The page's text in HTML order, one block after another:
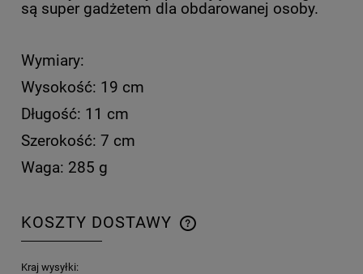
są super gadżetem dla obdarowanej osoby.
Wymiary:
Wysokość: 19 cm
Długość: 11 cm
Szerokość: 7 cm
Waga: 285 g
KOSZTY DOSTAWY
CENA NIE ZAWIERA EWENTUALNYCH KOSZTÓW
Kraj wysyłki: